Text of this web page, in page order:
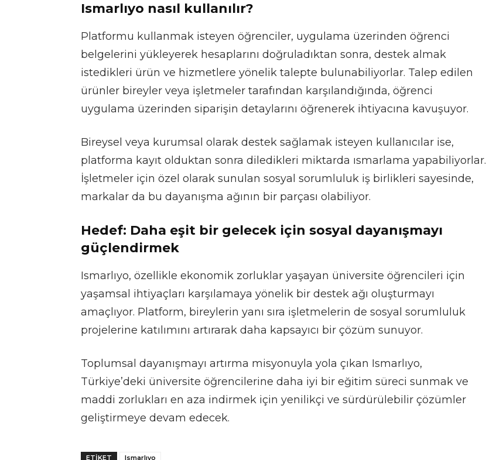
Ismarlıyo nasıl kullanılır?
Platformu kullanmak isteyen öğrenciler, uygulama üzerinden öğrenci
belgelerini yükleyerek hesaplarını doğruladıktan sonra, destek almak
istedikleri ürün ve hizmetlere yönelik talepte bulunabiliyorlar. Talep edilen
ürünler bireyler veya işletmeler tarafından karşılandığında, öğrenci
uygulama üzerinden siparişin detaylarını öğrenerek ihtiyacına kavuşuyor.
Bireysel veya kurumsal olarak destek sağlamak isteyen kullanıcılar ise,
platforma kayıt olduktan sonra diledikleri miktarda ısmarlama yapabiliyorlar.
İşletmeler için özel olarak sunulan sosyal sorumluluk iş birlikleri sayesinde,
markalar da bu dayanışma ağının bir parçası olabiliyor.
Hedef: Daha eşit bir gelecek için sosyal dayanışmayı
güçlendirmek
Ismarlıyo, özellikle ekonomik zorluklar yaşayan üniversite öğrencileri için
yaşamsal ihtiyaçları karşılamaya yönelik bir destek ağı oluşturmayı
amaçlıyor. Platform, bireylerin yanı sıra işletmelerin de sosyal sorumluluk
projelerine katılımını artırarak daha kapsayıcı bir çözüm sunuyor.
Toplumsal dayanışmayı artırma misyonuyla yola çıkan Ismarlıyo,
Türkiye’deki üniversite öğrencilerine daha iyi bir eğitim süreci sunmak ve
maddi zorlukları en aza indirmek için yenilikçi ve sürdürülebilir çözümler
geliştirmeye devam edecek.
ETIKET Ismarlıyo